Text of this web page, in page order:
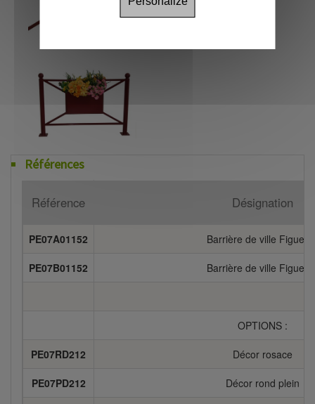
Références
Référence Désignation
PE07A01152 Barrière de ville
PE07B01152 Barrière de ville
OPTIONS :
PE07RD212 Décor rosace
PE07PD212 Décor rond plein